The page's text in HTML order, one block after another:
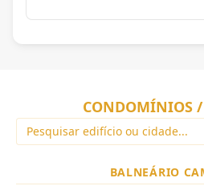
CONDOMÍNIOS
BALNEÁRIO